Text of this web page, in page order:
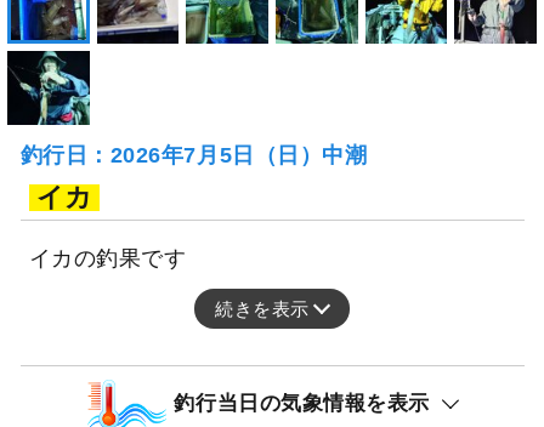
釣行日：2026年7月5日（日）中潮
イカ
イカの釣果です
続きを表示
釣行当日の気象情報を表示